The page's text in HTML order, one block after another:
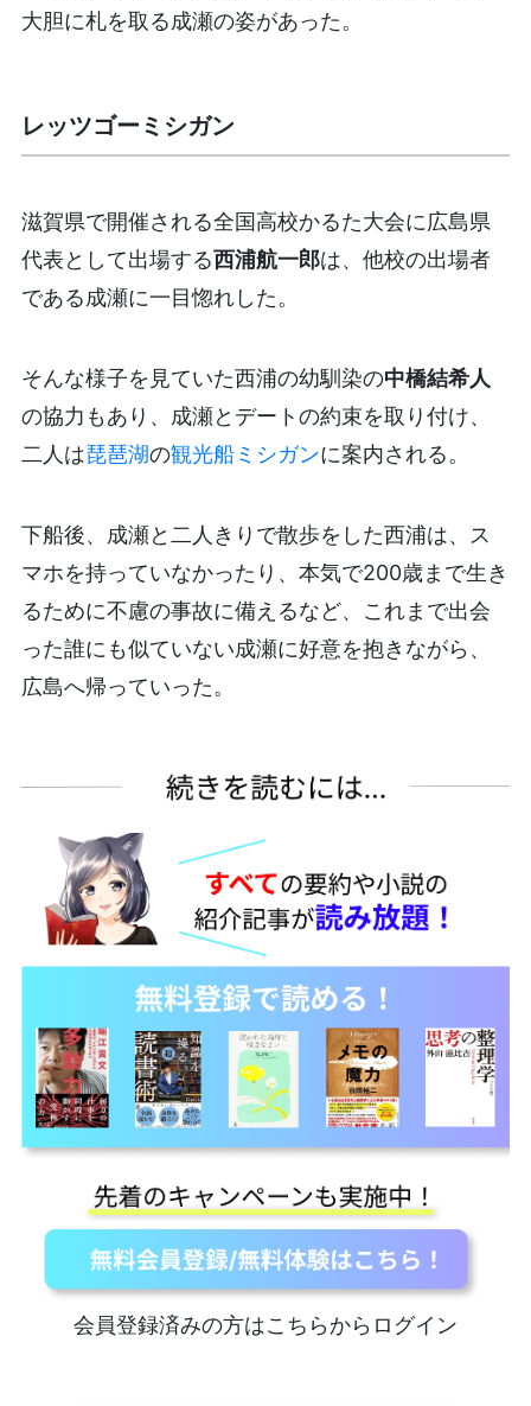
大胆に札を取る成瀬の姿があった。
レッツゴーミシガン
滋賀県で開催される全国高校かるた大会に広島県
代表として出場する西浦航一郎は、他校の出場者
である成瀬に一目惚れした。
そんな様子を見ていた西浦の幼馴染の中橋結希人
の協力もあり、成瀬とデートの約束を取り付け、
二人は琵琶湖の観光船ミシガンに案内される。
下船後、成瀬と二人きりで散歩をした西浦は、ス
マホを持っていなかったり、本気で200歳まで生き
るために不慮の事故に備えるなど、これまで出会
った誰にも似ていない成瀬に好意を抱きながら、
広島へ帰っていった。
会員登録済みの方はこちらからログイン